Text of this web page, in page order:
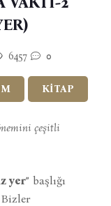
6457 0
KİTAP
çeşitli
yer” başlığı
Bizler